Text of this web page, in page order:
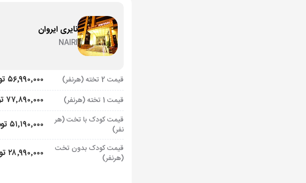
نایری ایروان
NAIRI
قیمت 2 تخته (هرنفر) ۵۶٬۹۹۰٬۰۰۰ تومان
قیمت 1 تخته (هرنفر) ۷۷٬۸۹۰٬۰۰۰ تومان
قیمت کودک با تخت (هر
نفر)
۵۱٬۱۹۰٬۰۰۰ تومان
قیمت کودک بدون تخت
(هرنفر)
۲۸٬۹۹۰٬۰۰۰ تومان